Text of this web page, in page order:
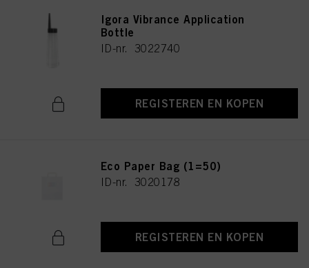
Igora Vibrance Application
Bottle
ID-nr. 3022740
REGISTEREN EN KOPEN
Eco Paper Bag (1=50)
ID-nr. 3020178
REGISTEREN EN KOPEN